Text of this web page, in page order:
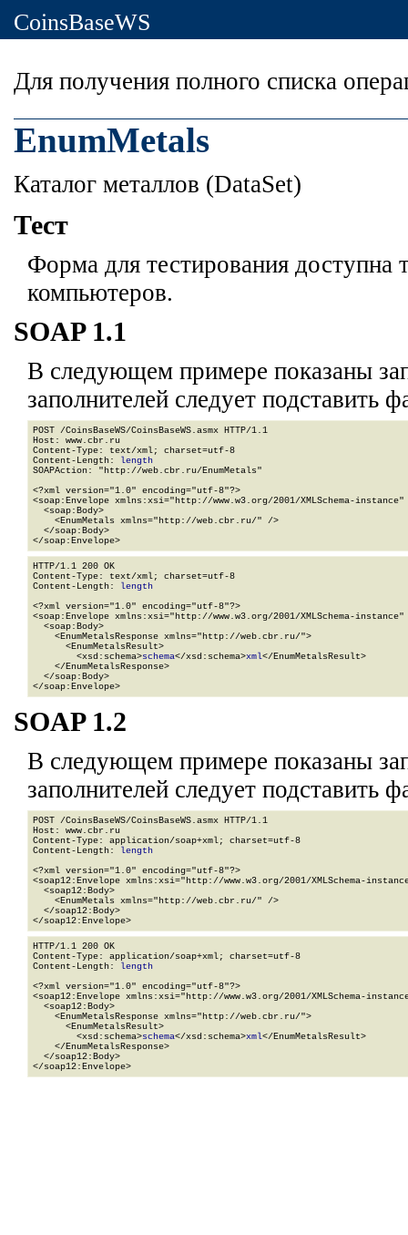
CoinsBaseWS
Для получения полного списка
EnumMetals
Каталог металлов (DataSet)
Тест
Форма для тестирования доступна
компьютеров.
SOAP 1.1
В следующем примере показаны
заполнителей следует подставить
POST /CoinsBaseWS/CoinsBaseWS.asmx HTTP/1.1
Host: www.cbr.ru
Content-Type: text/xml; charset=utf-8
Content-Length: length
SOAPAction: "http://web.cbr.ru/EnumMetals"
<?xml version="1.0" encoding="utf-8"?>
<soap:Envelope xmlns:xsi="http://www.w3.org/2001/XMLSchema-
  <soap:Body>
    <EnumMetals xmlns="http://web.cbr.ru/" />
  </soap:Body>
</soap:Envelope>
HTTP/1.1 200 OK
Content-Type: text/xml; charset=utf-8
Content-Length: length
<?xml version="1.0" encoding="utf-8"?>
<soap:Envelope xmlns:xsi="http://www.w3.org/2001/XMLSchema-
  <soap:Body>
    <EnumMetalsResponse xmlns="http://web.cbr.ru/">
      <EnumMetalsResult>
        <xsd:schema>
schema</xsd:schema>xml</EnumMetalsResult>
    </EnumMetalsResponse>
  </soap:Body>
</soap:Envelope>
SOAP 1.2
В следующем примере показаны
заполнителей следует подставить
POST /CoinsBaseWS/CoinsBaseWS.asmx HTTP/1.1
Host: www.cbr.ru
Content-Type: application/soap+xml; charset=utf-8
Content-Length: length
<?xml version="1.0" encoding="utf-8"?>
<soap12:Envelope xmlns:xsi="http://www.w3.org/2001/XMLSchema-
  <soap12:Body>
    <EnumMetals xmlns="http://web.cbr.ru/" />
  </soap12:Body>
</soap12:Envelope>
HTTP/1.1 200 OK
Content-Type: application/soap+xml; charset=utf-8
Content-Length: length
<?xml version="1.0" encoding="utf-8"?>
<soap12:Envelope xmlns:xsi="http://www.w3.org/2001/XMLSchema-
  <soap12:Body>
    <EnumMetalsResponse xmlns="http://web.cbr.ru/">
      <EnumMetalsResult>
        <xsd:schema>
schema</xsd:schema>xml</EnumMetalsResult>
    </EnumMetalsResponse>
  </soap12:Body>
</soap12:Envelope>